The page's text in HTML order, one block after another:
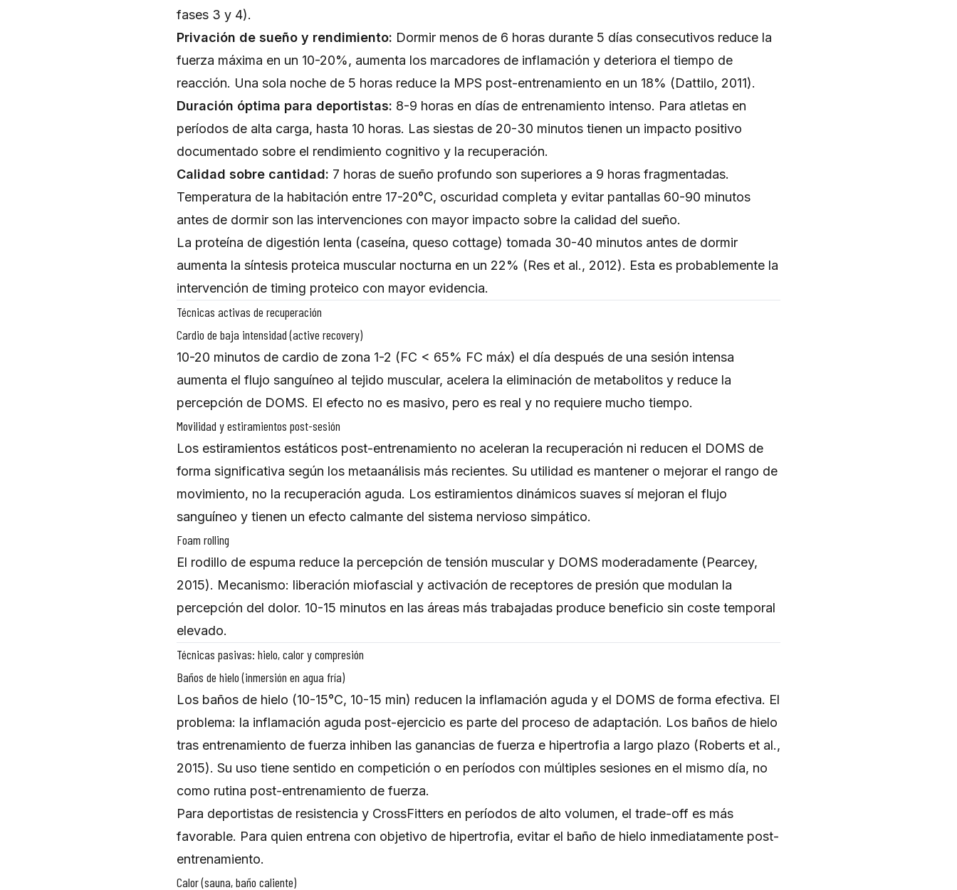
fases 3 y 4).
Privación de sueño y rendimiento: Dormir menos de 6 horas durante 5 días consecutivos reduce la
fuerza máxima en un 10-20%, aumenta los marcadores de inflamación y deteriora el tiempo de
reacción. Una sola noche de 5 horas reduce la MPS post-entrenamiento en un 18% (Dattilo, 2011).
Duración óptima para deportistas: 8-9 horas en días de entrenamiento intenso. Para atletas en
períodos de alta carga, hasta 10 horas. Las siestas de 20-30 minutos tienen un impacto positivo
documentado sobre el rendimiento cognitivo y la recuperación.
Calidad sobre cantidad: 7 horas de sueño profundo son superiores a 9 horas fragmentadas.
Temperatura de la habitación entre 17-20°C, oscuridad completa y evitar pantallas 60-90 minutos
antes de dormir son las intervenciones con mayor impacto sobre la calidad del sueño.
La proteína de digestión lenta (caseína, queso cottage) tomada 30-40 minutos antes de dormir
aumenta la síntesis proteica muscular nocturna en un 22% (Res et al., 2012). Esta es probablemente la
intervención de timing proteico con mayor evidencia.
Técnicas activas de recuperación
Cardio de baja intensidad (active recovery)
10-20 minutos de cardio de zona 1-2 (FC < 65% FC máx) el día después de una sesión intensa
aumenta el flujo sanguíneo al tejido muscular, acelera la eliminación de metabolitos y reduce la
percepción de DOMS. El efecto no es masivo, pero es real y no requiere mucho tiempo.
Movilidad y estiramientos post-sesión
Los estiramientos estáticos post-entrenamiento no aceleran la recuperación ni reducen el DOMS de
forma significativa según los metaanálisis más recientes. Su utilidad es mantener o mejorar el rango de
movimiento, no la recuperación aguda. Los estiramientos dinámicos suaves sí mejoran el flujo
sanguíneo y tienen un efecto calmante del sistema nervioso simpático.
Foam rolling
El rodillo de espuma reduce la percepción de tensión muscular y DOMS moderadamente (Pearcey,
2015). Mecanismo: liberación miofascial y activación de receptores de presión que modulan la
percepción del dolor. 10-15 minutos en las áreas más trabajadas produce beneficio sin coste temporal
elevado.
Técnicas pasivas: hielo, calor y compresión
Baños de hielo (inmersión en agua fría)
Los baños de hielo (10-15°C, 10-15 min) reducen la inflamación aguda y el DOMS de forma efectiva. El
problema: la inflamación aguda post-ejercicio es parte del proceso de adaptación. Los baños de hielo
tras entrenamiento de fuerza inhiben las ganancias de fuerza e hipertrofia a largo plazo (Roberts et al.,
2015). Su uso tiene sentido en competición o en períodos con múltiples sesiones en el mismo día, no
como rutina post-entrenamiento de fuerza.
Para deportistas de resistencia y CrossFitters en períodos de alto volumen, el trade-off es más
favorable. Para quien entrena con objetivo de hipertrofia, evitar el baño de hielo inmediatamente post-
entrenamiento.
Calor (sauna, baño caliente)